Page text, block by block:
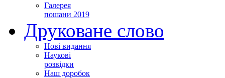
Галерея
пошани 2019
Друковане слово
Нові видання
Наукові
розвідки
Наш доробок